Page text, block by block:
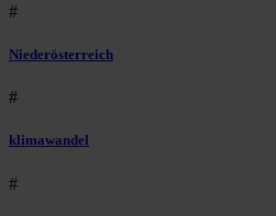
#
Niederösterreich
#
klimawandel
#